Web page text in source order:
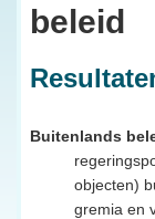
beleid
Buitenlands
objecten)
gremia en